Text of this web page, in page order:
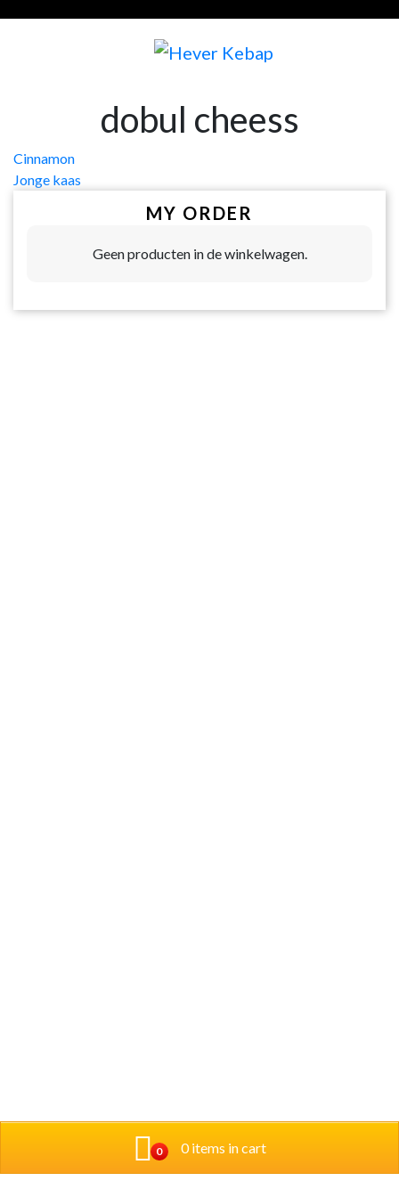
0 0 items in cart
dobul cheess
Bericht
navigatie
Cinnamon
Jonge kaas
MY ORDER
Geen producten in de winkelwagen.